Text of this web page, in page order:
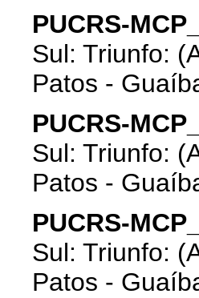
PUCRS-
Sul: Triunfo:
Patos -
PUCRS-
Sul: Triunfo:
Patos -
PUCRS-
Sul: Triunfo:
Patos -